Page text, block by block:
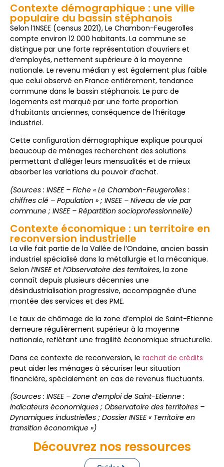
Contexte démographique : une ville
populaire du bassin stéphanois
Selon l’INSEE (census 2021), Le Chambon-Feugerolles
compte environ 12 000 habitants. La commune se
distingue par une forte représentation d’ouvriers et
d’employés, nettement supérieure à la moyenne
nationale. Le revenu médian y est également plus faible
que celui observé en France entièrement, tendance
commune dans le bassin stéphanois. Le parc de
logements est marqué par une forte proportion
d’habitants anciennes, conséquence de l’héritage
industriel.
Cette configuration démographique explique pourquoi
beaucoup de ménages recherchent des solutions
permettant d’alléger leurs mensualités et de mieux
absorber les variations du pouvoir d’achat.
(Sources : INSEE – Fiche « Le Chambon-Feugerolles :
chiffres clé – Population » ; INSEE – Niveau de vie par
commune ; INSEE – Répartition socioprofessionnelle)
Contexte économique : un territoire en
reconversion industrielle
La ville fait partie de la Vallée de l’Ondaine, ancien bassin
industriel spécialisé dans la métallurgie et la mécanique.
Selon l’INSEEet l’Observatoire des territoires, la zone
connaît depuis plusieurs décennies une
désindustrialisation progressive, accompagnée d’une
montée des services et des PME.
Le taux de chômage de la zone d’emploi de Saint-Etienne
demeure régulièrement supérieur à la moyenne
nationale, reflétant une fragilité économique structurelle.
Dans ce contexte de reconversion, le rachat de crédits
peut aider les ménages à sécuriser leur situation
financière, spécialement en cas de revenus fluctuants.
(Sources : INSEE – Zone d’emploi de Saint-Etienne :
indicateurs économiques ; Observatoire des territoires –
Dynamiques industrielles ; Dossier INSEE « Territoire en
transition économique »)
Découvrez nos ressources